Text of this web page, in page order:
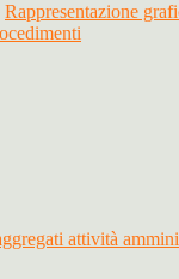
Rappresentazione
attività